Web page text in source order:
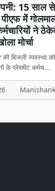
15 साल
में
ने
मोर्चा
बिजली व्यवस्था
के प्लेसमेंट कर्मच...